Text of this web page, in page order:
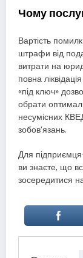
Чому
Вартість
штрафи від
витрати на
повна
«під ключ»
обрати
несумісних
зобов’язань.
Для
ви знаєте, що
зосередитися